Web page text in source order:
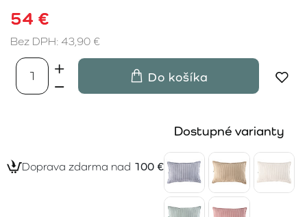
54 €
Bez DPH: 43,90 €
Do košíka
Doprava zdarma nad 100 €
Dostupné varianty